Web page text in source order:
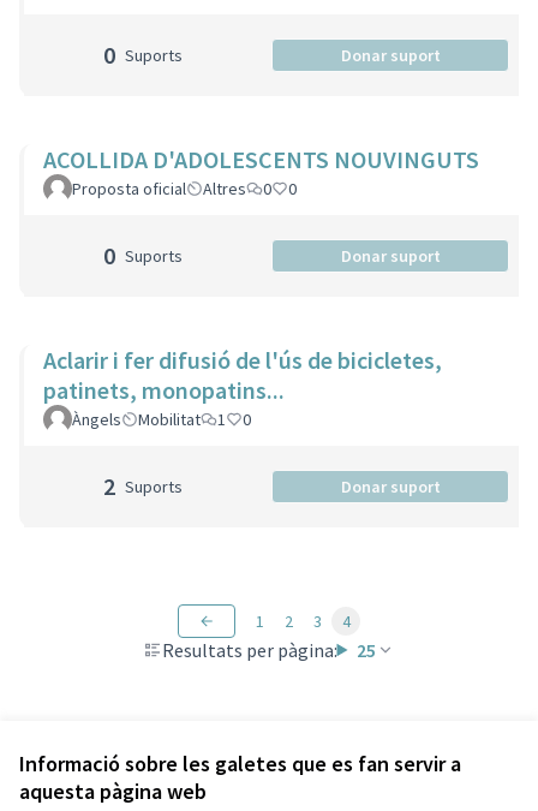
Informació sobre les galetes que es fan servir a
aquesta pàgina web
0 Suports Donar suport
ACOLLIDA D'ADOLESCENTS NOUVINGUTS
Proposta oficial Altres 0 0
0 Suports Donar suport
Aclarir i fer difusió de l'ús de bicicletes,
patinets, monopatins...
Àngels Mobilitat 1 0
2 Suports Donar suport
Resultats per pàgina: 25
1 2 3 4
Veure totes les propostes retirades